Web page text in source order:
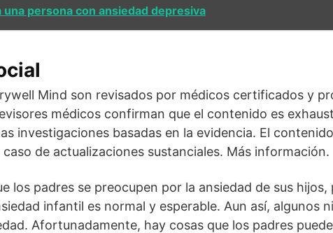
una persona con ansiedad depresiva
Mind son revisados por médicos certificados y
médicos confirman que el contenido es
investigaciones basadas en la evidencia. El
de actualizaciones sustanciales. Más información.
los padres se preocupen por la ansiedad de sus
infantil es normal y esperable. Aun así, algunos
Afortunadamente, hay cosas que los padres